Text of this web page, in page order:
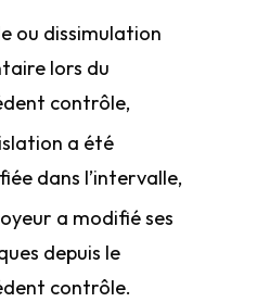
ou dissimulation
lors du
contrôle,
a été
dans l’intervalle,
a modifié ses
depuis le
contrôle.